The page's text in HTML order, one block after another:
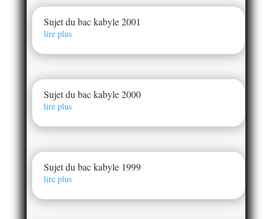
Sujet du bac kabyle 2001
lire plus
Sujet du bac kabyle 2000
lire plus
Sujet du bac kabyle 1999
lire plus